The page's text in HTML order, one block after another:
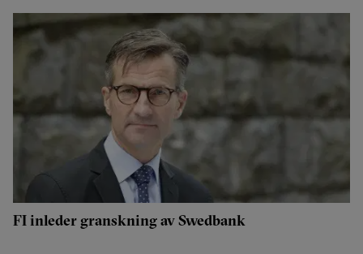
FI inleder granskning av Swedbank